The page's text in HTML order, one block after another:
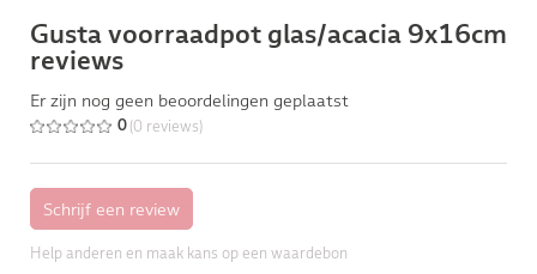
Gusta voorraadpot glas/acacia 9x16cm
reviews
Er zijn nog geen beoordelingen geplaatst
0 (0 reviews)
Help anderen en maak kans op een waardebon